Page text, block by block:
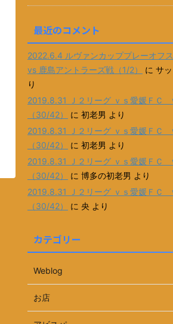
最近のコメント
2022.6.4 ルヴァンカッププレーオフ
vs 鹿島アントラーズ戦（1/2）
に サ
り
2019.8.31 Ｊ２リーグ ｖｓ愛媛ＦＣ
（30/42）
に 初老男 より
2019.8.31 Ｊ２リーグ ｖｓ愛媛ＦＣ
（30/42）
に 初老男 より
2019.8.31 Ｊ２リーグ ｖｓ愛媛ＦＣ
（30/42）
に 博多の初老男 より
2019.8.31 Ｊ２リーグ ｖｓ愛媛ＦＣ
（30/42）
に 央 より
カテゴリー
Weblog
お店